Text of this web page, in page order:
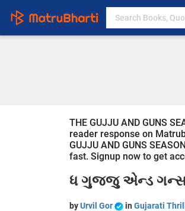
THE GUJJU AND GUNS
reader response on
GUJJU AND GUNS
fast. Signup now to get
ધ ગુજ્જુ એન્ડ
byUrvil Gor in Gujarati